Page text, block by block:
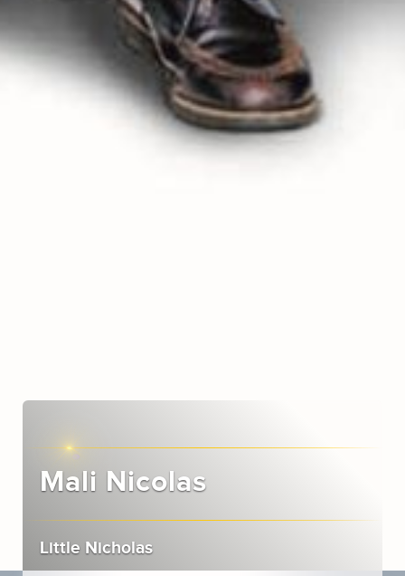
Mali Nicolas
Little Nicholas